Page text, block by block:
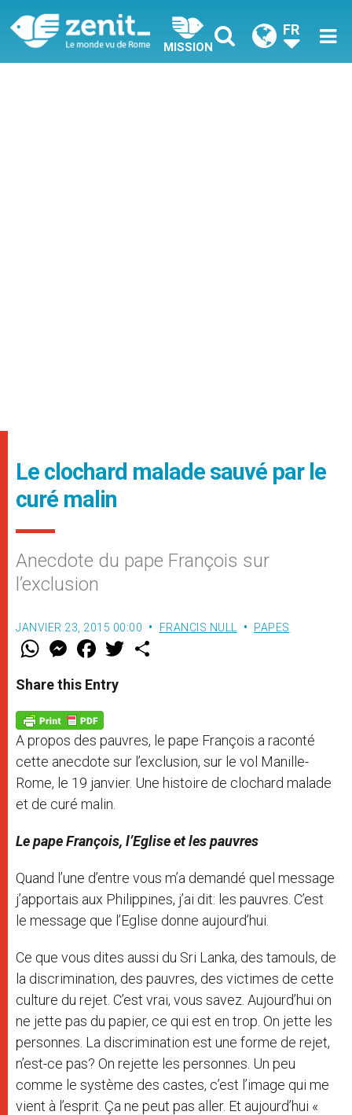
MISSION
FR
Le clochard malade sauvé par le
curé malin
Anecdote du pape François sur
l’exclusion
JANVIER 23, 2015 00:00 FRANCIS NULL PAPES
W
t
s
p
p
M
e
s
e
g
e
r
F
a
e
b
o
k
w
Share this Entry
A propos des pauvres, le pape François a raconté
cette anecdote sur l’exclusion, sur le vol Manille-
Rome, le 19 janvier. Une histoire de clochard malade
et de curé malin.
Le pape François, l’Eglise et les pauvres
Quand l’une d’entre vous m’a demandé quel message
j’apportais aux Philippines, j’ai dit: les pauvres. C’est
le message que l’Eglise donne aujourd’hui.
Ce que vous dites aussi du Sri Lanka, des tamouls, de
la discrimination, des pauvres, des victimes de cette
culture du rejet. C’est vrai, vous savez. Aujourd’hui on
ne jette pas du papier, ce qui est en trop. On jette les
personnes. La discrimination est une forme de rejet,
n’est-ce pas? On rejette les personnes. Un peu
comme le système des castes, c’est l’image qui me
vient à l’esprit. Ça ne peut pas aller. Et aujourd’hui «